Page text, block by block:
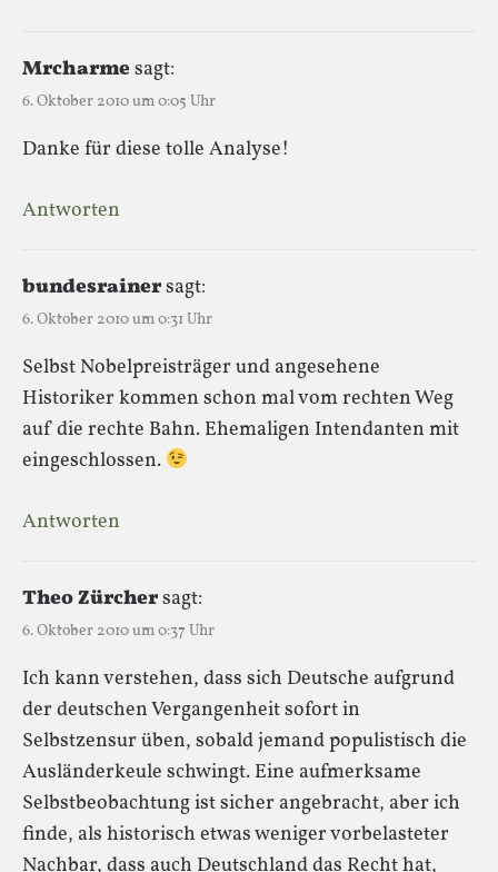
Mrcharmesagt:
6. Oktober 2010 um 0:05 Uhr
Danke für diese tolle Analyse!
Antworten
bundesrainersagt:
6. Oktober 2010 um 0:31 Uhr
Selbst Nobelpreisträger und angesehene
Historiker kommen schon mal vom rechten Weg
auf die rechte Bahn. Ehemaligen Intendanten mit
eingeschlossen.
Antworten
Theo Zürchersagt:
6. Oktober 2010 um 0:37 Uhr
Ich kann verstehen, dass sich Deutsche aufgrund
der deutschen Vergangenheit sofort in
Selbstzensur üben, sobald jemand populistisch die
Ausländerkeule schwingt. Eine aufmerksame
Selbstbeobachtung ist sicher angebracht, aber ich
finde, als historisch etwas weniger vorbelasteter
Nachbar, dass auch Deutschland das Recht hat,